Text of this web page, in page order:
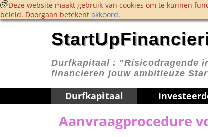
Deze website maakt gebruik van cookies om te kunnen
beleid. Doorgaan betekent akkoord.
Durfkapitaal : "Risicodragende
financieren jouw ambitieuze
Durfkapitaal
Aanvraagprocedure